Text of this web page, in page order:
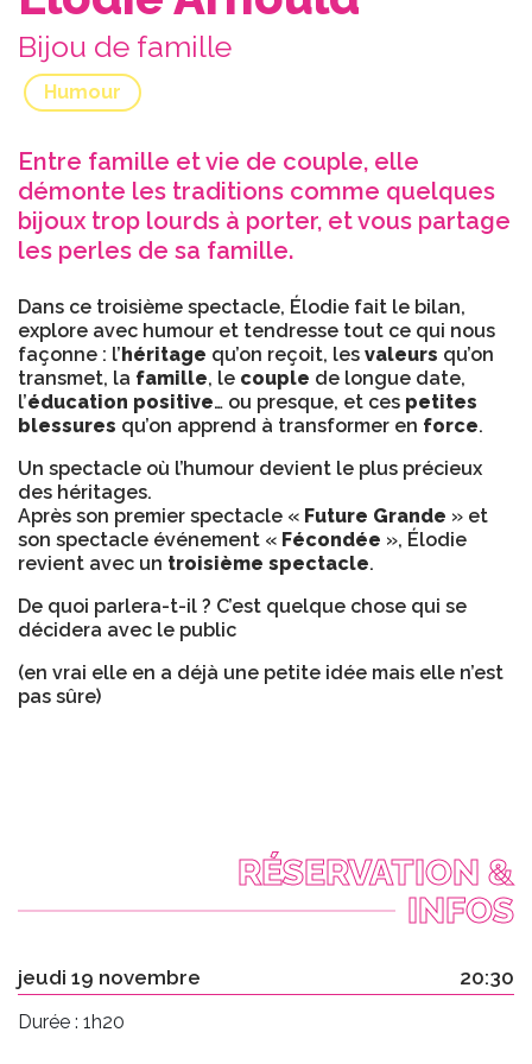
Bijou de famille
Humour
Entre famille et vie de couple, elle
démonte les traditions comme quelques
bijoux trop lourds à porter, et vous partage
les perles de sa famille.
Dans ce troisième spectacle, Élodie fait le bilan,
explore avec humour et tendresse tout ce qui nous
façonne : l’héritage qu’on reçoit, les valeurs qu’on
transmet, la famille, le couple de longue date,
l’éducation positive… ou presque, et ces petites
blessures qu’on apprend à transformer en force.
Un spectacle où l’humour devient le plus précieux
des héritages.
Après son premier spectacle « Future Grande » et
son spectacle événement « Fécondée », Élodie
revient avec un troisième spectacle.
De quoi parlera-t-il ? C’est quelque chose qui se
décidera avec le public
(en vrai elle en a déjà une petite idée mais elle n’est
pas sûre)
RÉSERVATION &
INFOS
jeudi 19 novembre 20:30
Durée : 1h20